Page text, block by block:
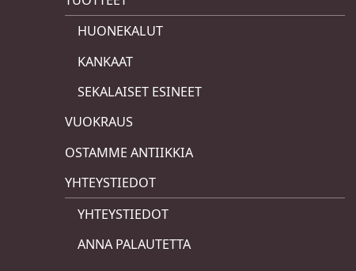
HUONEKALUT
KANKAAT
SEKALAISET ESINEET
VUOKRAUS
OSTAMME ANTIIKKIA
YHTEYSTIEDOT
YHTEYSTIEDOT
ANNA PALAUTETTA